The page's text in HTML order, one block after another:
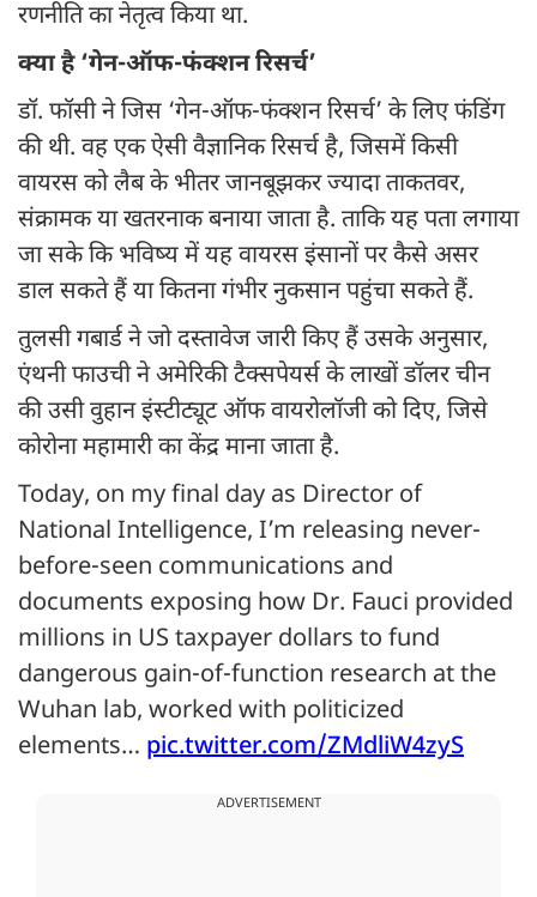
रणनीति का नेतृत्व किया था.
क्या है ‘गेन-ऑफ-फंक्शन रिसर्च’
डॉ. फॉसी ने जिस ‘गेन-ऑफ-फंक्शन रिसर्च’ के लिए फंडिंग
की थी. वह एक ऐसी वैज्ञानिक रिसर्च है, जिसमें किसी
वायरस को लैब के भीतर जानबूझकर ज्यादा ताकतवर,
संक्रामक या खतरनाक बनाया जाता है. ताकि यह पता लगाया
जा सके कि भविष्य में यह वायरस इंसानों पर कैसे असर
डाल सकते हैं या कितना गंभीर नुकसान पहुंचा सकते हैं.
तुलसी गबार्ड ने जो दस्तावेज जारी किए हैं उसके अनुसार,
एंथनी फाउची ने अमेरिकी टैक्सपेयर्स के लाखों डॉलर चीन
की उसी वुहान इंस्टीट्यूट ऑफ वायरोलॉजी को दिए, जिसे
कोरोना महामारी का केंद्र माना जाता है.
Today, on my final day as Director of
National Intelligence, I’m releasing never-
before-seen communications and
documents exposing how Dr. Fauci provided
millions in US taxpayer dollars to fund
dangerous gain-of-function research at the
Wuhan lab, worked with politicized
elements… pic.twitter.com/ZMdliW4zyS
ADVERTISEMENT